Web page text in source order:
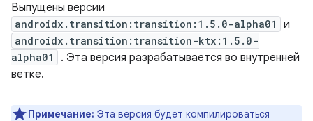
Выпущены версии
androidx.transition:transition:1.5.0-alpha01 и
androidx.transition:transition-ktx:1.5.0-
alpha01
. Эта версия разрабатывается во внутренней
ветке.
Примечание: Эта версия будет компилироваться